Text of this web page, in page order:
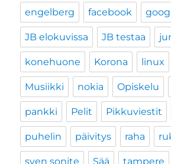
engelberg facebook
JB elokuvissa JB testaa
konehuone Korona linux
Musiikki nokia Opiskelu
pankki Pelit Pikkuviestit
puhelin päivitys raha
sven sonite Sää tampere